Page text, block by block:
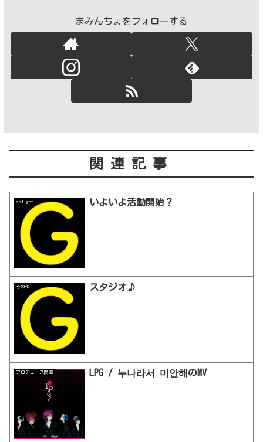
まみんちょをフォローする
関連記事
delight いよいよ活動開始？
その他 スタジオ♪
プロデュース関連 LPG / 누나라서 미안해のMV